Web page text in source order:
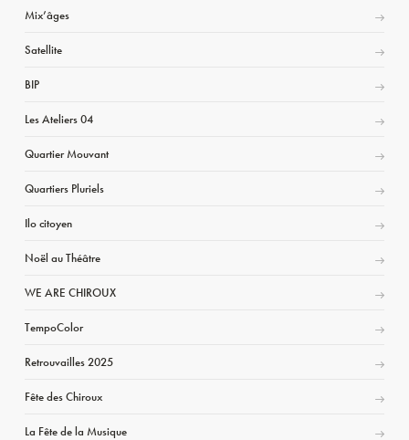
Mix’âges
Satellite
BIP
Les Ateliers 04
Quartier Mouvant
Quartiers Pluriels
Ilo citoyen
Noël au Théâtre
WE ARE CHIROUX
TempoColor
Retrouvailles 2025
Fête des Chiroux
La Fête de la Musique